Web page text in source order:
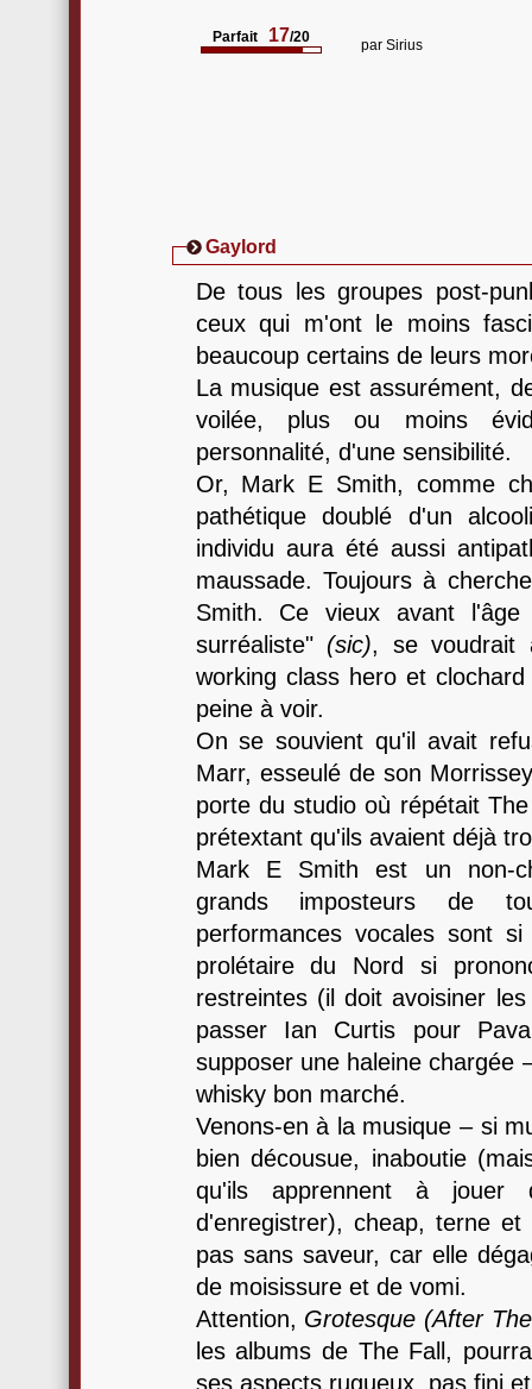
Parfait 17/20 par Sirius
Gaylord
De tous les groupes post-
ceux qui m'ont le moins
beaucoup certains de leurs
La musique est assurément,
voilée, plus ou moins
personnalité, d'une sensibilité.
Or, Mark E Smith, comme
pathétique doublé d'un
individu aura été aussi
maussade. Toujours à
Smith. Ce vieux avant
surréaliste" (sic), se voudrait
working class hero et
peine à voir.
On se souvient qu'il avait
Marr, esseulé de son
porte du studio où répétait
prétextant qu'ils avaient déjà
Mark E Smith est un non-
grands imposteurs de
performances vocales sont
prolétaire du Nord si
restreintes (il doit avoisiner
passer Ian Curtis pour
supposer une haleine chargée
whisky bon marché.
Venons-en à la musique – si
bien décousue, inaboutie
qu'ils apprennent à jouer
d'enregistrer), cheap, terne
pas sans saveur, car elle
de moisissure et de vomi.
Attention, Grotesque (After
les albums de The Fall,
ses aspects rugueux, pas fini